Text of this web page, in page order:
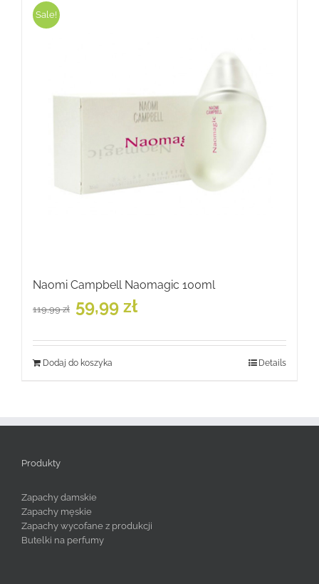
Sale!
Naomi Campbell Naomagic 100ml
119,99zł
Pierwotna
cena
119,99 zł.
59,99 złcena
59,99 zł.
Dodaj do koszyka Details
Produkty
Zapachy damskie
Zapachy męskie
Zapachy wycofane z produkcji
Butelki na perfumy